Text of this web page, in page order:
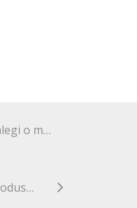
Ce contează când alegi o mască, un panou sau un dispozitiv LED pentru îngrijirea pielii
De ce nu se absorb produsele cosmetice în piele și se formează aglomerate pe piele sub formă de ‘scame’ sau ‘fulgi’?